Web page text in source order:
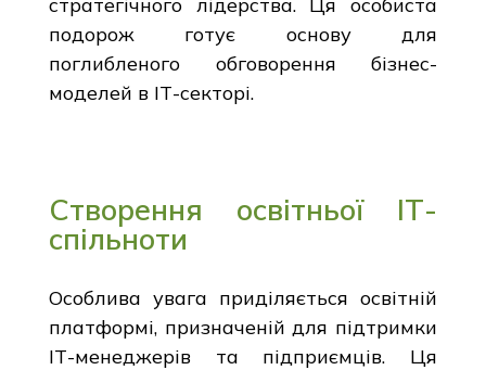
подорож готує основу для
поглибленого обговорення бізнес-
моделей в ІТ-секторі.
Створення освітньої ІТ-
спільноти
Особлива увага приділяється освітній
платформі, призначеній для підтримки
ІТ-менеджерів та підприємців. Ця